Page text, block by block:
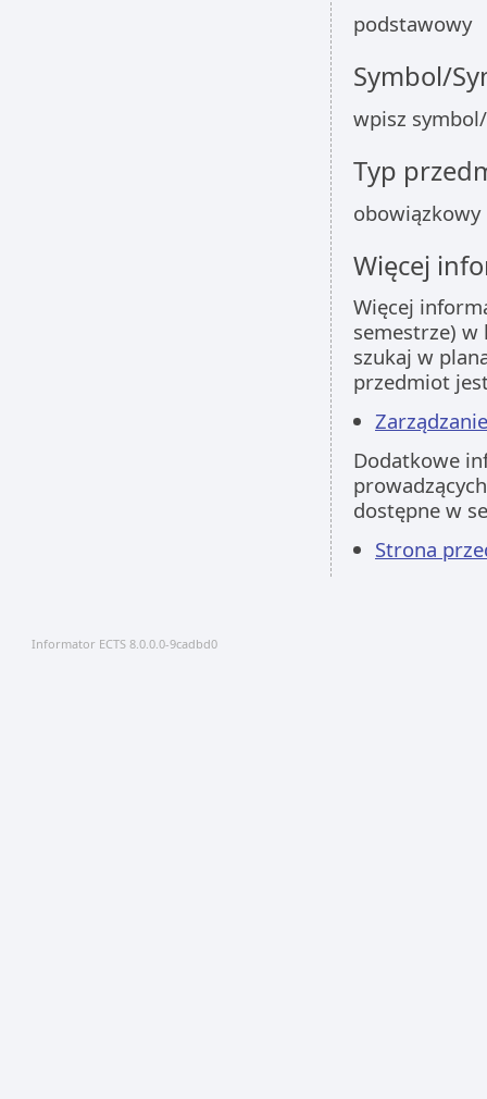
podstawowy
Symbol/
wpisz
Typ
obowiązkowy
Więcej
Więcej
semestrze)
szukaj w
przedmiot
Dodatkowe
dostępne w
Strona
Informator ECTS 8.0.0.0-9cadbd0